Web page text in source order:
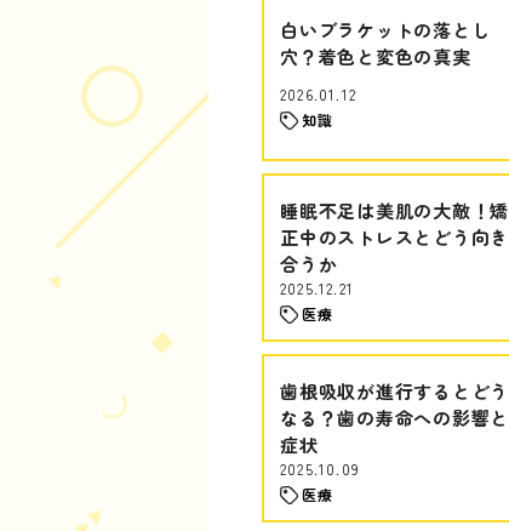
白いブラケットの落とし
穴？着色と変色の真実
2026.01.12
知識
睡眠不足は美肌の大敵！矯
正中のストレスとどう向き
合うか
2025.12.21
医療
歯根吸収が進行するとどう
なる？歯の寿命への影響と
症状
2025.10.09
医療